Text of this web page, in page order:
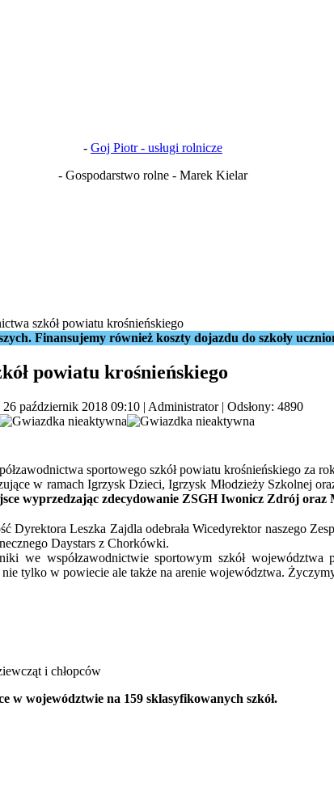
- Goj Piotr - usługi rolnicze
- Gospodarstwo rolne - Marek Kielar
szkół powiatu krośnieńskiego
Finansujemy również koszty dojazdu do szkoły
powiatu krośnieńskiego
październik 2018 09:10 | Administrator| Odsłony: 4890
sportowego szkół powiatu krośnieńskiego za
w ramach Igrzysk Dzieci, Igrzysk Młodzieży Szkolnej
wyprzedzając zdecydowanie ZSGH Iwonicz Zdrój oraz
Dyrektora Leszka Zajdla odebrała Wicedyrektor naszego
Daystars z Chorkówki.
we współzawodnictwie sportowym szkół województwa
tylko w powiecie ale także na arenie województwa.
i chłopców
w województwie na 159 sklasyfikowanych szkół.